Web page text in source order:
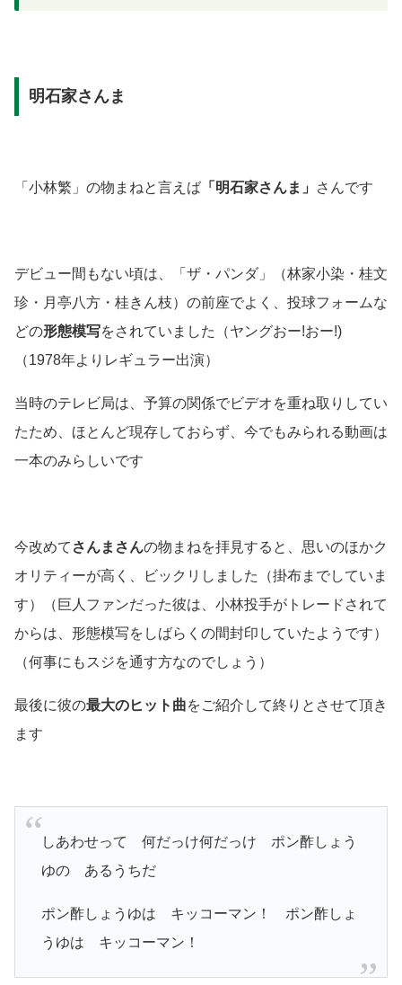
明石家さんま
「小林繁」の物まねと言えば 「明石家さんま」 さんです
デビュー間もない頃は、「ザ・パンダ」
（林家小染・桂文
珍・月亭八方・桂きん枝） の前座でよく、投球フォームな
どの形態模写をされていました
（ヤングおー!おー!)
（1978年よりレギュラー出演）
当時のテレビ局は、予算の関係でビデオを重ね取りしてい
たため、ほとんど現存しておらず、今でもみられる動画は
一本のみらしいです
今改めて さんまさんの物まねを拝見すると、思いのほかク
オリティーが高く、ビックリしました
（掛布までしていま
す）（巨人ファンだった彼は、小林投手がトレードされて
からは、形態模写をしばらくの間封印していたようです）
（何事にもスジを通す方なのでしょう）
最後に彼の最大のヒット曲をご紹介して終りとさせて頂き
ます
しあわせって 何だっけ何だっけ ポン酢しょう
ゆの あるうちだ
ポン酢しょうゆは キッコーマン！ ポン酢しょ
うゆは キッコーマン！